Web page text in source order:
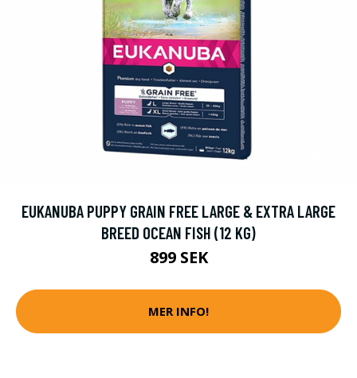
EUKANUBA PUPPY GRAIN FREE LARGE & EXTRA LARGE
BREED OCEAN FISH (12 KG)
899 SEK
MER INFO!